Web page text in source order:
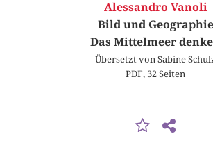
Alessandro Vanoli
Bild und Geographie
Das Mittelmeer
Übersetzt von Sabine
PDF, 32 Seiten